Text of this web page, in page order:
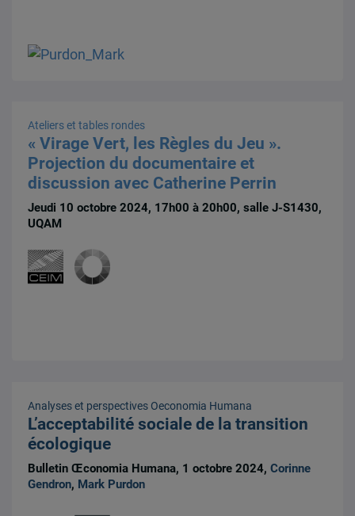
Ateliers et tables rondes
« Virage Vert, les Règles du Jeu ».
Projection du documentaire et
discussion avec Catherine Perrin
Jeudi 10 octobre 2024, 17h00 à 20h00, salle J-S1430,
UQAM
Analyses et perspectives Oeconomia Humana
L’acceptabilité sociale de la transition
écologique
Bulletin Œconomia Humana, 1 octobre 2024,Corinne
Gendron, Mark Purdon